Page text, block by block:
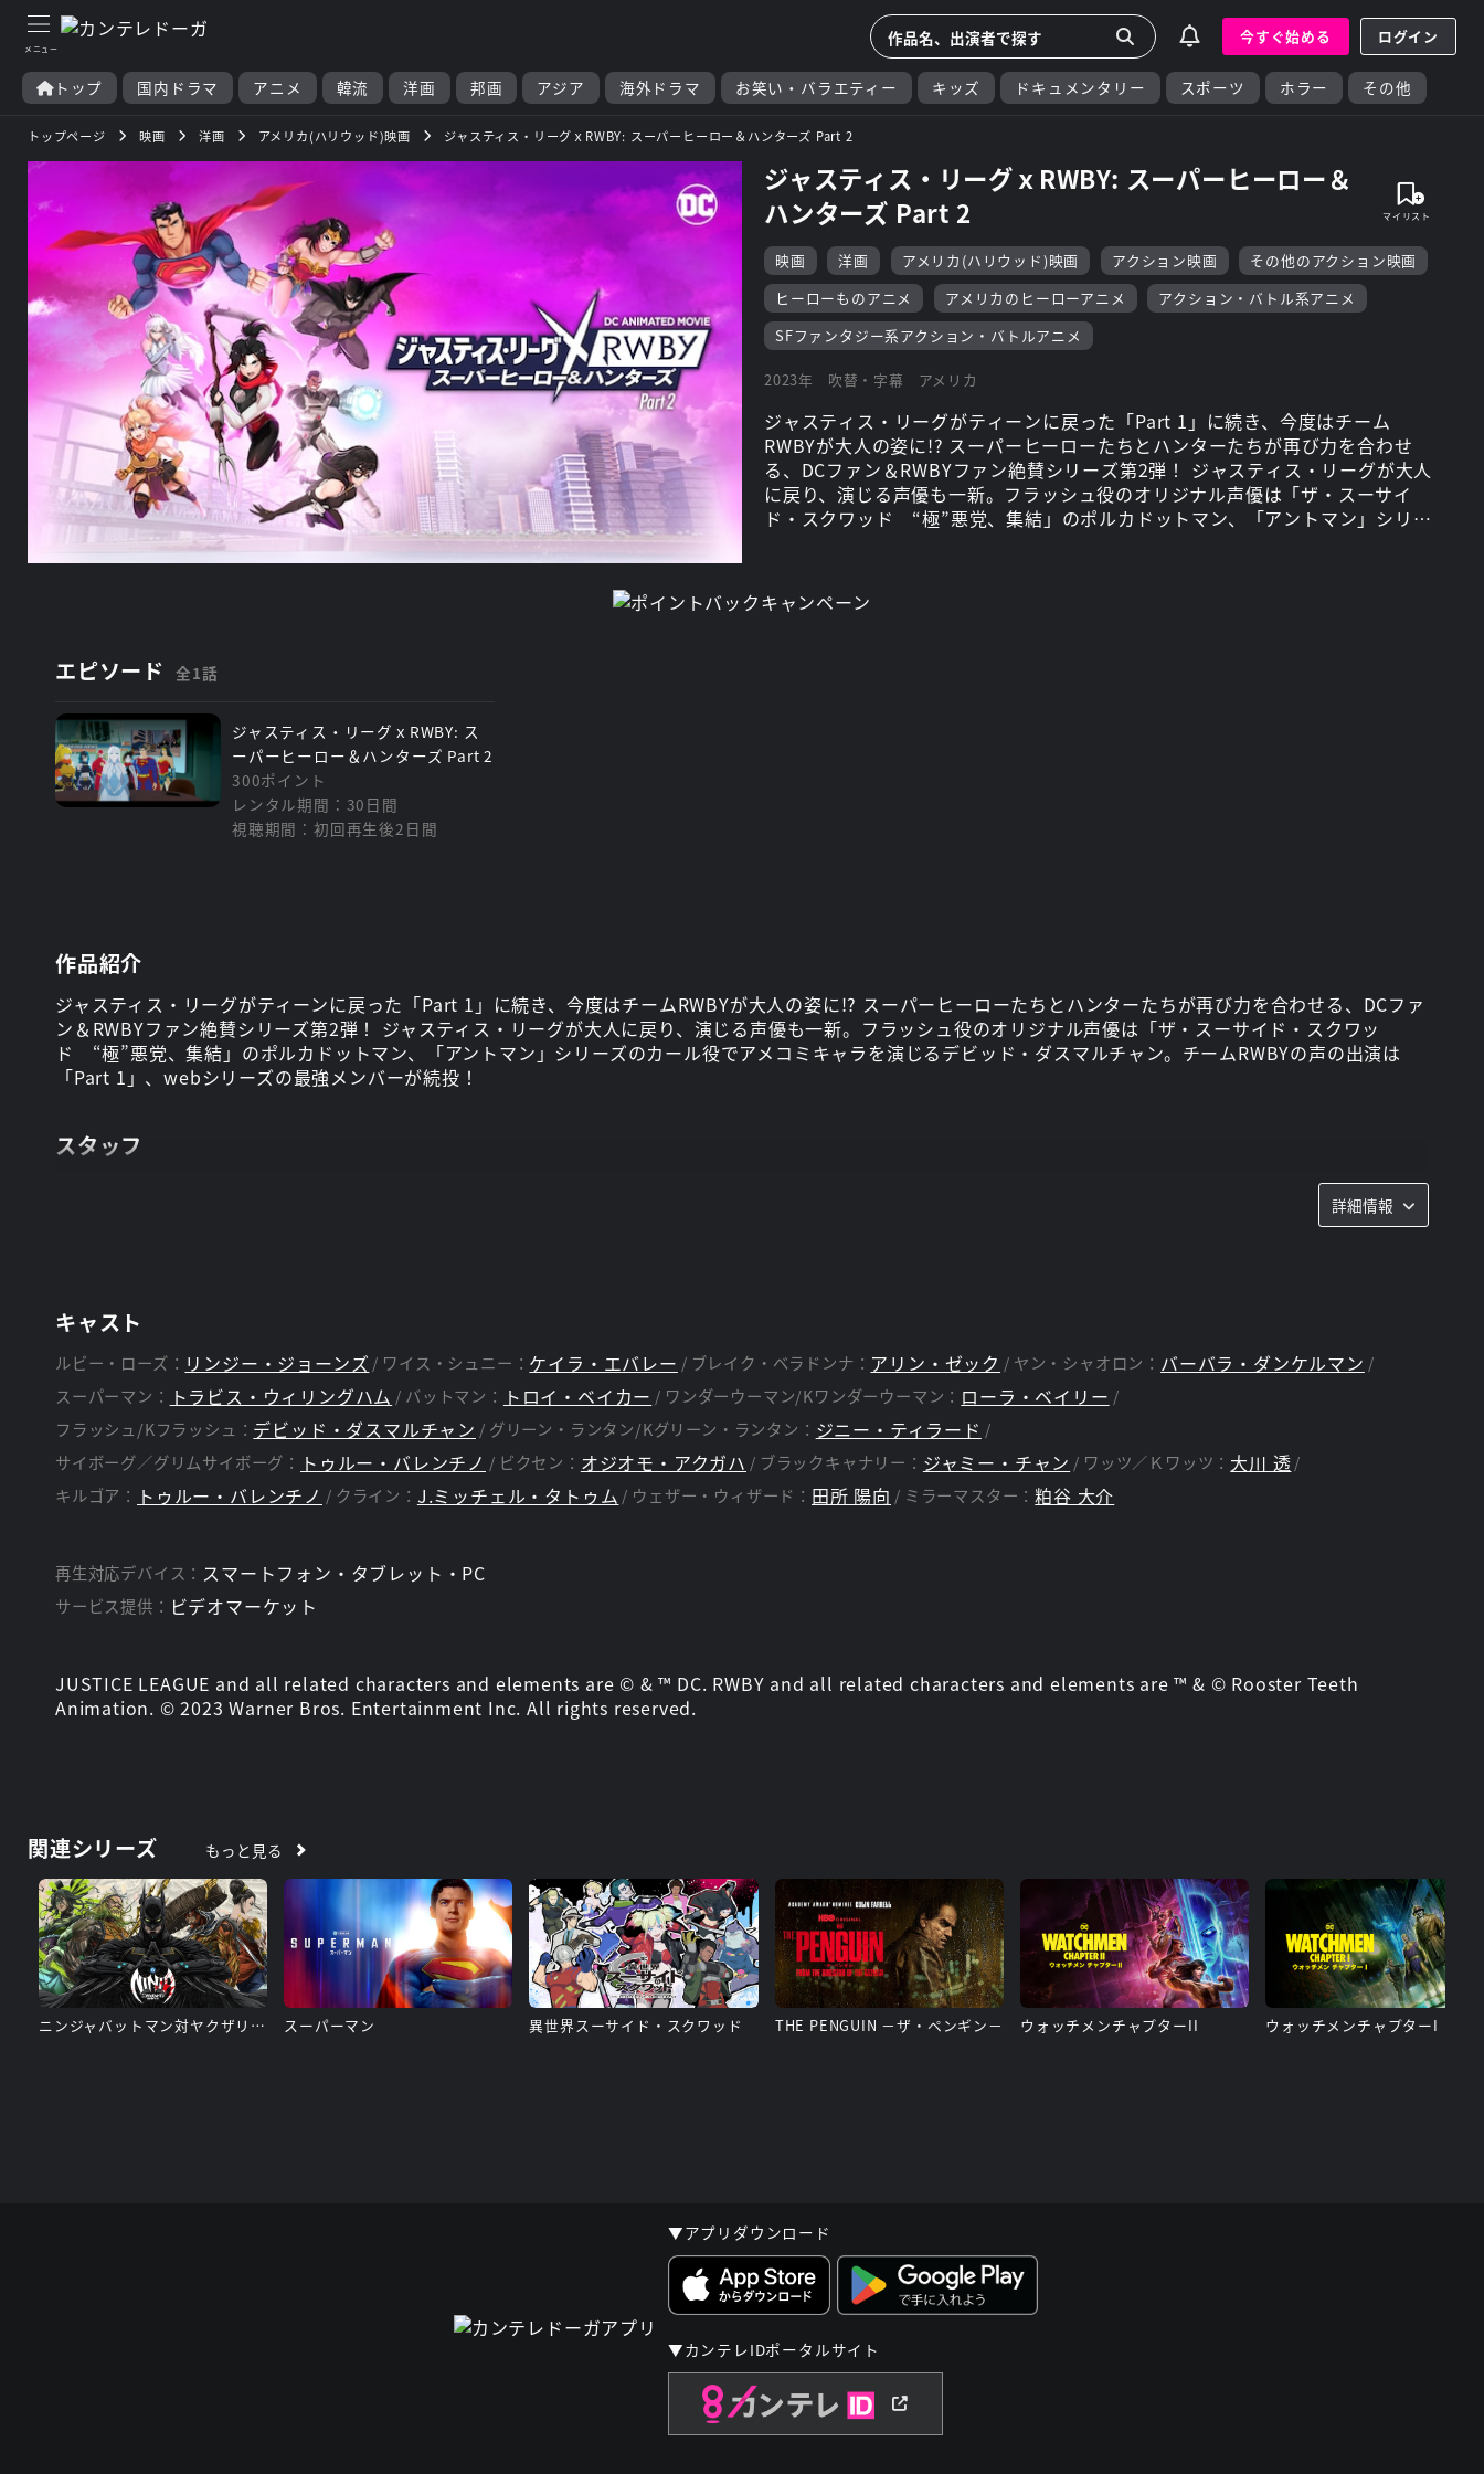
今すぐ始める ログイン
トップ 国内ドラマ アニメ 韓流 洋画 邦画 アジア 海外ドラマ お笑い・バラエティー キッズ ドキュメンタリー スポーツ ホラー その他
トップページ 映画 洋画 アメリカ(ハリウッド)映画 ジャスティス・リーグｘRWBY: スーパーヒーロー＆ハンターズ Part 2
ジャスティス・リーグｘRWBY: スーパーヒーロー＆
ハンターズ Part 2
映画 洋画 アメリカ(ハリウッド)映画 アクション映画
その他のアクション映画
ヒーローものアニメ
アメリカのヒーローアニメ
アクション・バトル系アニメ
SFファンタジー系アクション・バトルアニメ
2023年 吹替・字幕 アメリカ
ジャスティス・リーグがティーンに戻った「Part 1」に続き、今度はチーム
RWBYが大人の姿に!? スーパーヒーローたちとハンターたちが再び力を合わせ
る、DCファン＆RWBYファン絶賛シリーズ第2弾！ ジャスティス・リーグが大人
に戻り、演じる声優も一新。フラッシュ役のオリジナル声優は「ザ・スーサイ
ド・スクワッド “極”悪党、集結」のポルカドットマン、「アントマン」シリー
エピソード 全1話
ジャスティス・リーグｘRWBY: ス
ーパーヒーロー＆ハンターズ Part 2
300ポイント
レンタル期間：30日間
視聴期間：初回再生後2日間
作品紹介
ジャスティス・リーグがティーンに戻った「Part 1」に続き、今度はチームRWBYが大人の姿に!? スーパーヒーローたちとハンターたちが再び力を合わせる、DCファ
ン＆RWBYファン絶賛シリーズ第2弾！ ジャスティス・リーグが大人に戻り、演じる声優も一新。フラッシュ役のオリジナル声優は「ザ・スーサイド・スクワッ
ド “極”悪党、集結」のポルカドットマン、「アントマン」シリーズのカール役でアメコミキャラを演じるデビッド・ダスマルチャン。チームRWBYの声の出演は
「Part 1」、webシリーズの最強メンバーが続投！
スタッフ
詳細情報
キャスト
ルビー・ローズ： リンジー・ジョーンズ ワイス・シュニー： ケイラ・エバレー ブレイク・ベラドンナ： アリン・ゼック ヤン・シャオロン： バーバラ・ダンケルマン
スーパーマン： トラビス・ウィリングハム バットマン： トロイ・ベイカー ワンダーウーマン/Kワンダーウーマン： ローラ・ベイリー
フラッシュ/Kフラッシュ： デビッド・ダスマルチャン グリーン・ランタン/Kグリーン・ランタン： ジニー・ティラード
サイボーグ／グリムサイボーグ： トゥルー・バレンチノ ビクセン： オジオモ・アクガハ ブラックキャナリー： ジャミー・チャン ワッツ／Ｋワッツ： 大川 透
キルゴア： トゥルー・バレンチノ クライン： J.ミッチェル・タトゥム ウェザー・ウィザード： 田所 陽向 ミラーマスター：粕谷 大介
再生対応デバイス： スマートフォン・タブレット・PC
サービス提供： ビデオマーケット
JUSTICE LEAGUE and all related characters and elements are © & ™ DC. RWBY and all related characters and elements are ™ & © Rooster Teeth
Animation. © 2023 Warner Bros. Entertainment Inc. All rights reserved.
関連シリーズ もっと見る
ニンジャバットマン対ヤクザリーグ スーパーマン 異世界スーサイド・スクワッド THE PENGUIN －ザ・ペンギン－ ウォッチメンチャプターII ウォッチメンチャプターI
▼アプリダウンロード
▼カンテレIDポータルサイト